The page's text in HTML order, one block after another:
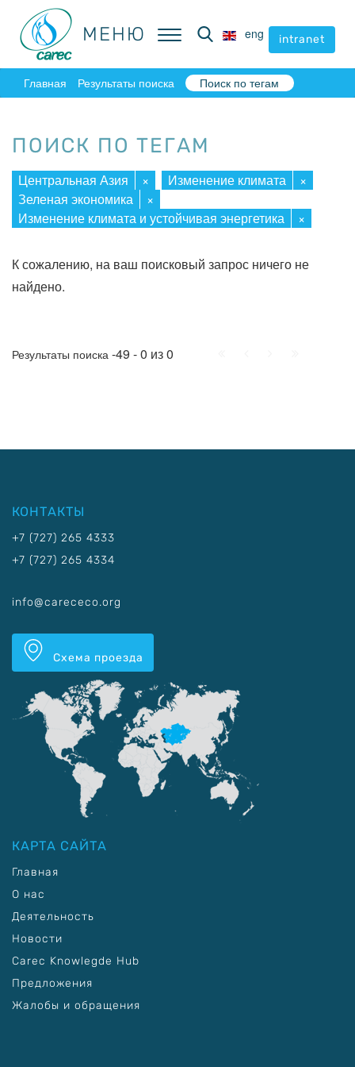
МЕНЮ eng intranet
МЕНЮ eng intranet
Главная Результаты поиска Поиск по тегам
ПОИСК ПО ТЕГАМ
Центральная Азия × Изменение климата
×
Зеленая экономика
×
Изменение климата и устойчивая энергетика
×
К сожалению, на ваш поисковый запрос ничего не
найдено.
Результаты поиска -49 - 0 из 0
КОНТАКТЫ
+7 (727) 265 4333
+7 (727) 265 4334
info@carececo.org
Схема проезда
КАРТА САЙТА
Главная
О нас
Деятельность
Новости
Carec Knowlegde Hub
Предложения
Жалобы и обращения